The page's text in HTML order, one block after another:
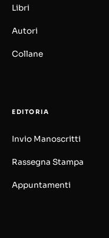
Libri
Autori
Collane
EDITORIA
Invio Manoscritti
Rassegna Stampa
Appuntamenti